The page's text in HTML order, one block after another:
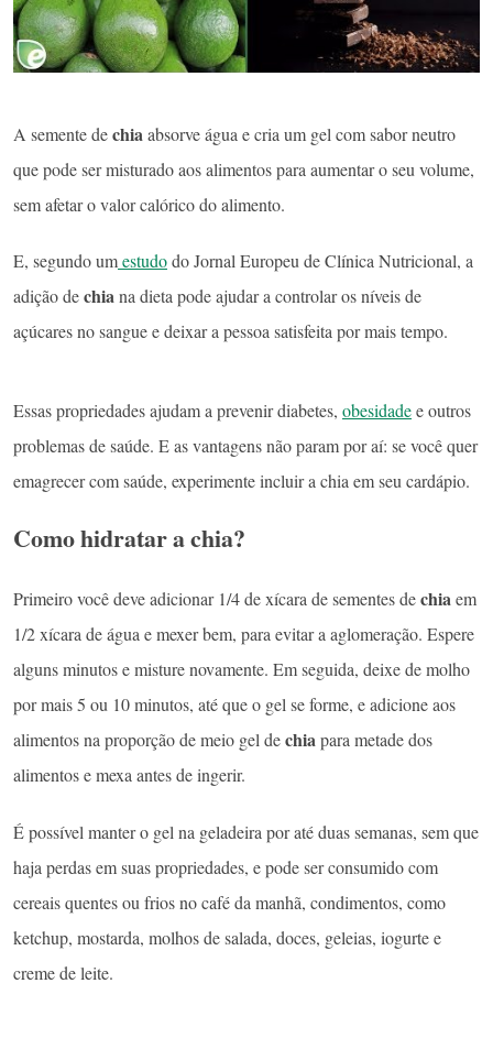
A semente dechiaabsorve água e cria um gel com sabor neutro
que pode ser misturado aos alimentos para aumentar o seu volume,
sem afetar o valor calórico do alimento.
E, segundo umestudodo Jornal Europeu de Clínica Nutricional, a
adição dechiana dieta pode ajudar a controlar os níveis de
açúcares no sangue e deixar a pessoa satisfeita por mais tempo.
Essas propriedades ajudam a prevenir diabetes, obesidadee outros
problemas de saúde. E as vantagens não param por aí: se você quer
emagrecer com saúde, experimente incluir a chia em seu cardápio.
Como hidratar a chia?
Primeiro você deve adicionar 1/4 de xícara de sementes dechiaem
1/2 xícara de água e mexer bem, para evitar a aglomeração. Espere
alguns minutos e misture novamente. Em seguida, deixe de molho
por mais 5 ou 10 minutos, até que o gel se forme, e adicione aos
alimentos na proporção de meio gel dechiapara metade dos
alimentos e mexa antes de ingerir.
É possível manter o gel na geladeira por até duas semanas, sem que
haja perdas em suas propriedades, e pode ser consumido com
cereais quentes ou frios no café da manhã, condimentos, como
ketchup, mostarda, molhos de salada, doces, geleias, iogurte e
creme de leite.